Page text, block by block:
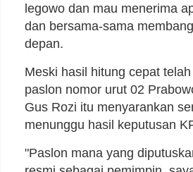
legowo dan mau menerima
dan bersama-sama
depan.
Meski hasil hitung cepat
paslon nomor urut 02
Gus Rozi itu menyarankan
menunggu hasil keputusan
"Paslon mana yang